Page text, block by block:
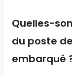
Quelles-
du poste
embarqué